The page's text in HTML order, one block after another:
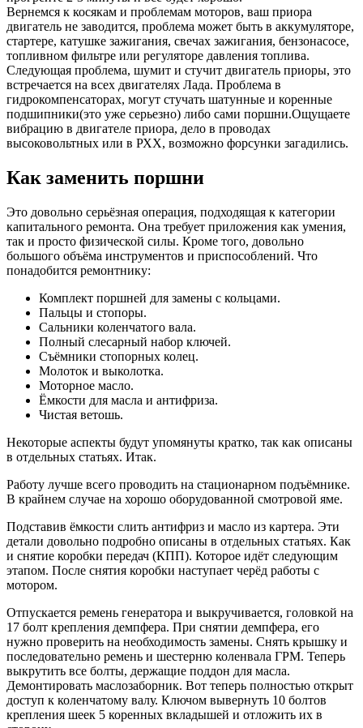
Вернемся к косякам и проблемам моторов, ваш приора
двигатель не заводится, проблема может быть в аккумуляторе,
стартере, катушке зажигания, свечах зажигания, бензонасосе,
топливном фильтре или регуляторе давления топлива.
Следующая проблема, шумит и стучит двигатель приоры, это
встречается на всех двигателях Лада. Проблема в
гидрокомпенсаторах, могут стучать шатунные и коренные
подшипники(это уже серьезно) либо сами поршни.Ощущаете
вибрацию в двигателе приора, дело в проводах
высоковольтных или в РХХ, возможно форсунки загадились.
Как заменить поршни
Это довольно серьёзная операция, подходящая к категории
капитального ремонта. Она требует приложения как умения,
так и просто физической силы. Кроме того, довольно
большого объёма инструментов и приспособлений. Что
понадобится ремонтнику:
Комплект поршней для замены с кольцами.
Пальцы и стопоры.
Сальники коленчатого вала.
Полный слесарный набор ключей.
Съёмники стопорных колец.
Молоток и выколотка.
Моторное масло.
Ёмкости для масла и антифриза.
Чистая ветошь.
Некоторые аспекты будут упомянуты кратко, так как описаны
в отдельных статьях. Итак.
Работу лучше всего проводить на стационарном подъёмнике.
В крайнем случае на хорошо оборудованной смотровой яме.
Подставив ёмкости слить антифриз и масло из картера. Эти
детали довольно подробно описаны в отдельных статьях. Как
и снятие коробки передач (КПП). Которое идёт следующим
этапом. После снятия коробки наступает черёд работы с
мотором.
Отпускается ремень генератора и выкручивается, головкой на
17 болт крепления демпфера. При снятии демпфера, его
нужно проверить на необходимость замены. Снять крышку и
последовательно ремень и шестерню коленвала ГРМ. Теперь
выкрутить все болты, держащие поддон для масла.
Демонтировать маслозаборник. Вот теперь полностью открыт
доступ к коленчатому валу. Ключом вывернуть 10 болтов
крепления шеек 5 коренных вкладышей и отложить их в